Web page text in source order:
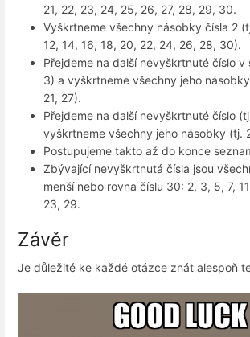
21, 22, 23, 24, 25, 26, 27, 28, 29, 30.
Vyškrtneme všechny násobky čísla 2
12, 14, 16, 18, 20, 22, 24, 26, 28, 30).
Přejdeme na další nevyškrtnuté číslo v
3) a vyškrtneme všechny jeho
21, 27).
Přejdeme na další nevyškrtnuté číslo
vyškrtneme všechny jeho násobky (tj.
Postupujeme takto až do konce
Zbývající nevyškrtnutá čísla jsou
menší nebo rovna číslu 30: 2, 3, 5, 7,
23, 29.
Závěr
Je důležité ke každé otázce znát alespoň